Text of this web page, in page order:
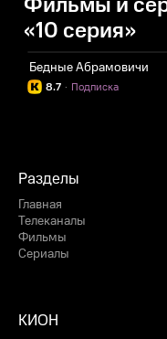
«10 серия»
Бедные Абрамовичи
8.7 Подписка
·
Разделы
Главная
Телеканалы
Фильмы
Сериалы
КИОН